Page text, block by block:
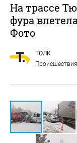
На трассе
фура
Фото
ТОЛК
Происшествия